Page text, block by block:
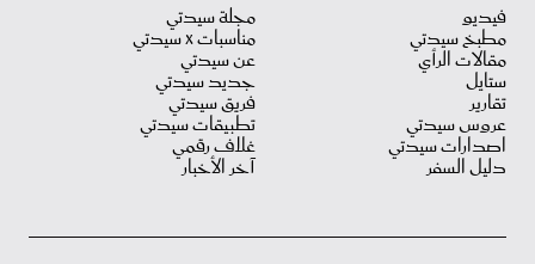
فيديو
مطبخ سيدتي
مقالات الرأي
ستايل
تقارير
عروس سيدتي
اصدارات سيدتي
دليل السفر
مجلة سيدتي
مناسبات X سيدتي
عن سيدتي
جديد سيدتي
فريق سيدتي
تطبيقات سيدتي
غلاف رقمي
آخر الأخبار